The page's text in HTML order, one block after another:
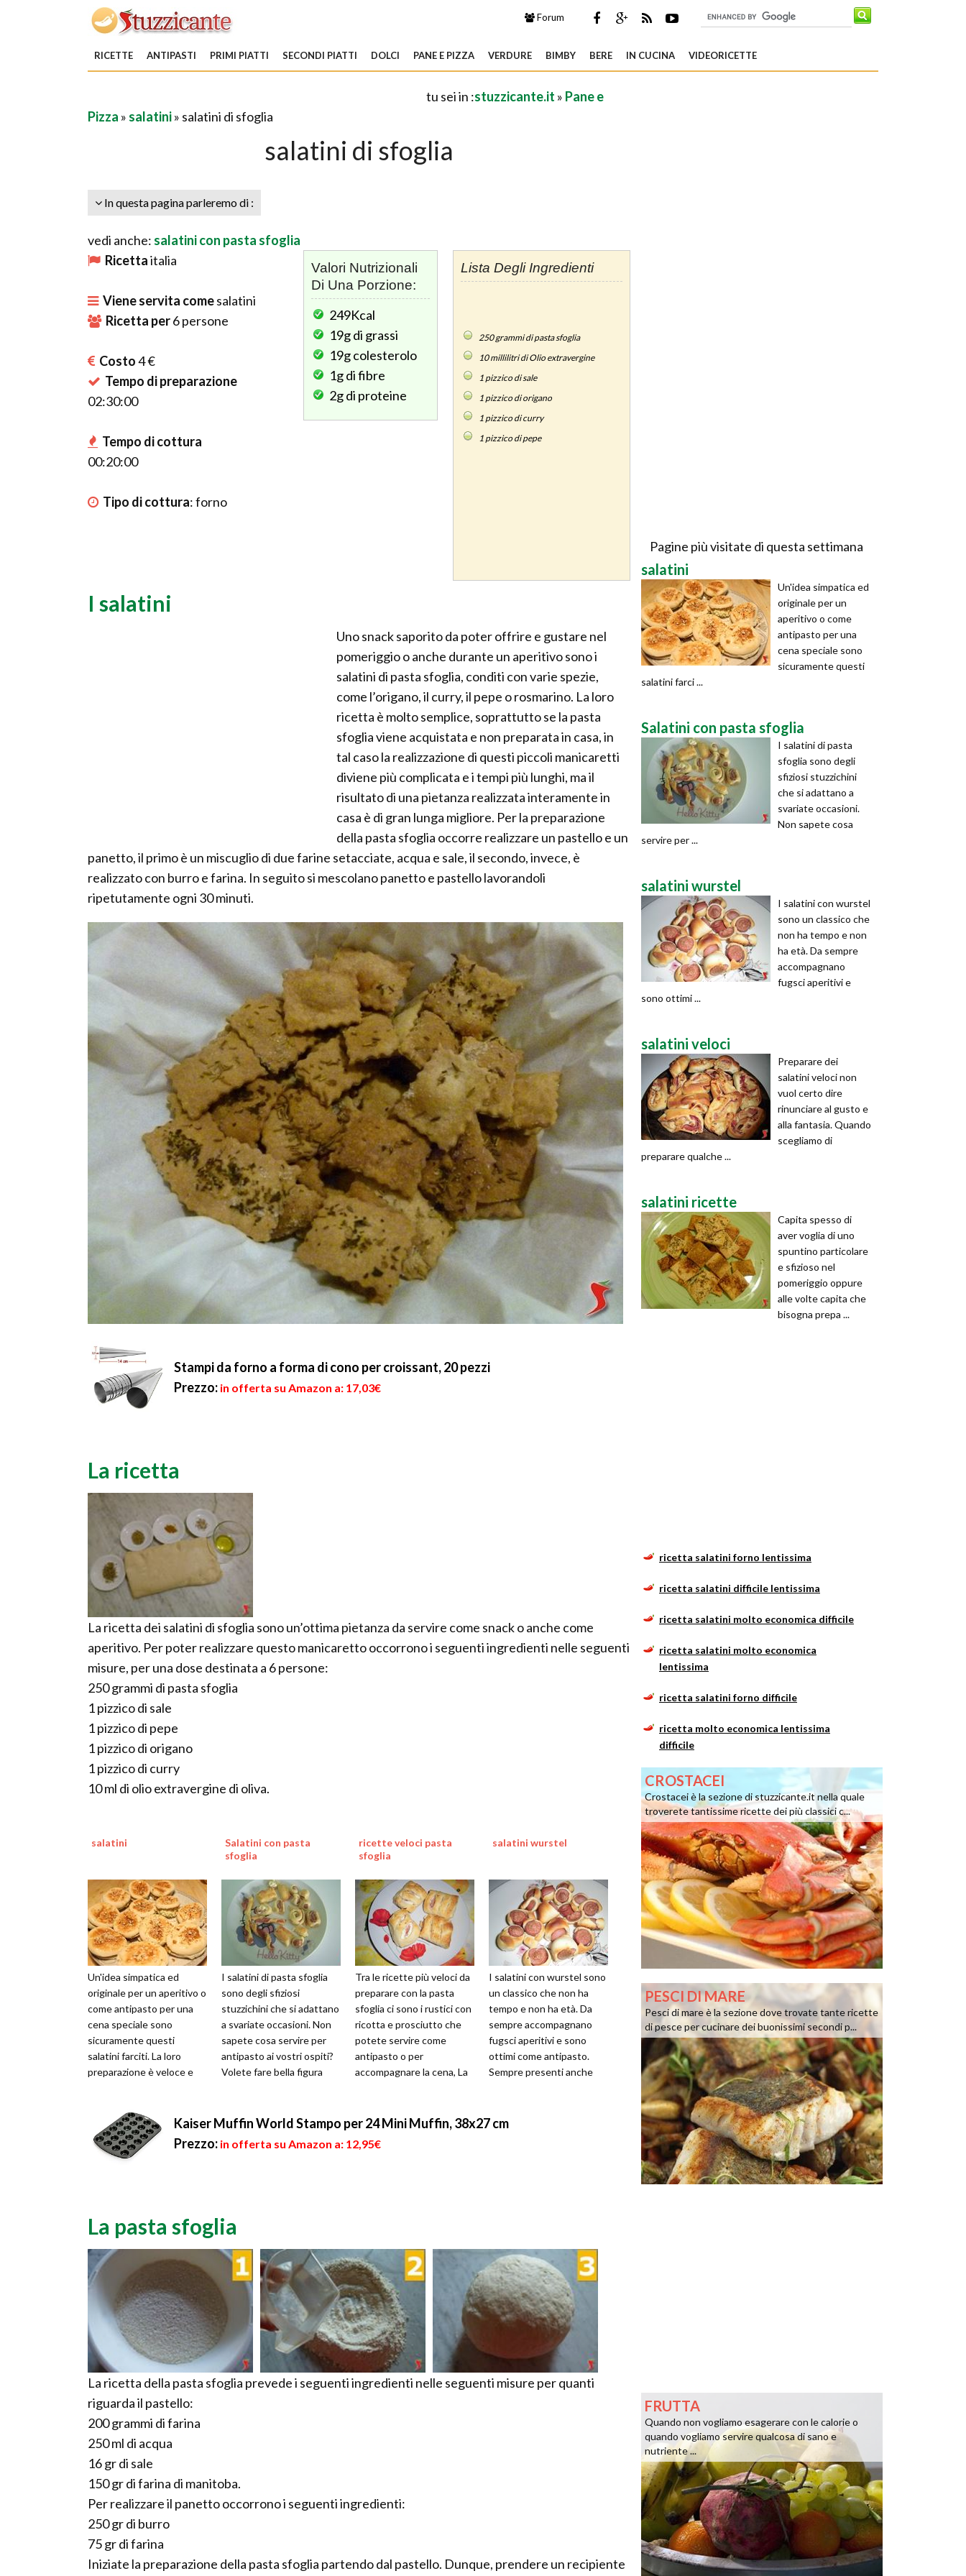
Forum
RICETTE ANTIPASTI PRIMI PIATTI SECONDI PIATTI DOLCI PANE E PIZZA VERDURE BIMBY BERE IN CUCINA VIDEORICETTE
tu sei in :stuzzicante.it » Pane e
Pizza » salatini» salatini di sfoglia
salatini di sfoglia
In questa pagina parleremo di :
vedi anche: salatini con pasta sfoglia
Ricettaitalia
Viene servita comesalatini
Ricetta per6persone
Costo4 €
Tempo di preparazione
02:30:00
Tempo di cottura
00:20:00
Tipo di cottura:forno
Lista Degli Ingredienti
250grammi di pasta sfoglia
10millilitri di Olio extravergine
1pizzico di sale
1pizzico di origano
1pizzico di curry
1pizzico di pepe
Valori Nutrizionali
Di Una Porzione:
249Kcal
19gdi grassi
19gcolesterolo
1gdi fibre
2gdi proteine
I salatini
Uno snack saporito da poter offrire e gustare nel
pomeriggio o anche durante un aperitivo sono i
salatini di pasta sfoglia, conditi con varie spezie,
come l’origano, il curry, il pepe o rosmarino. La loro
ricetta è molto semplice, soprattutto se la pasta
sfoglia viene acquistata e non preparata in casa, in
tal caso la realizzazione di questi piccoli manicaretti
diviene più complicata e i tempi più lunghi, ma il
risultato di una pietanza realizzata interamente in
casa è di gran lunga migliore. Per la preparazione
della pasta sfoglia occorre realizzare un pastello e un
panetto, il primo è un miscuglio di due farine setacciate, acqua e sale, il secondo, invece, è
realizzato con burro e farina. In seguito si mescolano panetto e pastello lavorandoli
ripetutamente ogni 30 minuti.
Stampi da forno a forma di cono per croissant, 20 pezzi
Prezzo: in offerta su Amazon a: 17,03€
La ricetta
La ricetta dei salatini di sfoglia sono un’ottima pietanza da servire come snack o anche come
aperitivo. Per poter realizzare questo manicaretto occorrono i seguenti ingredienti nelle seguenti
misure, per una dose destinata a 6 persone:
250 grammi di pasta sfoglia
1 pizzico di sale
1 pizzico di pepe
1 pizzico di origano
1 pizzico di curry
10 ml di olio extravergine di oliva.
salatini
Un'idea simpatica ed
originale per un aperitivo o
come antipasto per una
cena speciale sono
sicuramente questi
salatini farciti. La loro
preparazione è veloce e
Salatini con pasta
sfoglia
I salatini di pasta sfoglia
sono degli sfiziosi
stuzzichini che si adattano
a svariate occasioni. Non
sapete cosa servire per
antipasto ai vostri ospiti?
Volete fare bella figura
ricette veloci pasta
sfoglia
Tra le ricette più veloci da
preparare con la pasta
sfoglia ci sono i rustici con
ricotta e prosciutto che
potete servire come
antipasto o per
accompagnare la cena, La
salatini wurstel
I salatini con wurstel sono
un classico che non ha
tempo e non ha età. Da
sempre accompagnano
fugsci aperitivi e sono
ottimi come antipasto.
Sempre presenti anche
Kaiser Muffin World Stampo per 24 Mini Muffin, 38x27 cm
Prezzo: in offerta su Amazon a: 12,95€
La pasta sfoglia
La ricetta della pasta sfoglia prevede i seguenti ingredienti nelle seguenti misure per quanti
riguarda il pastello:
200 grammi di farina
250 ml di acqua
16 gr di sale
150 gr di farina di manitoba.
Per realizzare il panetto occorrono i seguenti ingredienti:
250 gr di burro
75 gr di farina
Iniziate la preparazione della pasta sfoglia partendo dal pastello. Dunque, prendere un recipiente
Pagine più visitate di questa settimana
salatini
Un'idea simpatica ed
originale per un
aperitivo o come
antipasto per una
cena speciale sono
sicuramente questi
salatini farci ...
Salatini con pasta sfoglia
I salatini di pasta
sfoglia sono degli
sfiziosi stuzzichini
che si adattano a
svariate occasioni.
Non sapete cosa
servire per ...
salatini wurstel
I salatini con wurstel
sono un classico che
non ha tempo e non
ha età. Da sempre
accompagnano
fugsci aperitivi e
sono ottimi ...
salatini veloci
Preparare dei
salatini veloci non
vuol certo dire
rinunciare al gusto e
alla fantasia. Quando
scegliamo di
preparare qualche ...
salatini ricette
Capita spesso di
aver voglia di uno
spuntino particolare
e sfizioso nel
pomeriggio oppure
alle volte capita che
bisogna prepa ...
ricetta salatini forno lentissima
ricetta salatini difficile lentissima
ricetta salatini molto economica difficile
ricetta salatini molto economica
lentissima
ricetta salatini forno difficile
ricetta molto economica lentissima
difficile
CROSTACEI
Crostacei è la sezione di stuzzicante.it nella quale
troverete tantissime ricette dei più classici c...
PESCI DI MARE
Pesci di mare è la sezione dove trovate tante ricette
di pesce per cucinare dei buonissimi secondi p...
FRUTTA
Quando non vogliamo esagerare con le calorie o
quando vogliamo servire qualcosa di sano e
nutriente ...